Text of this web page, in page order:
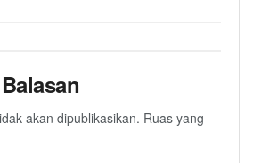
akan dipublikasikan. Ruas yang